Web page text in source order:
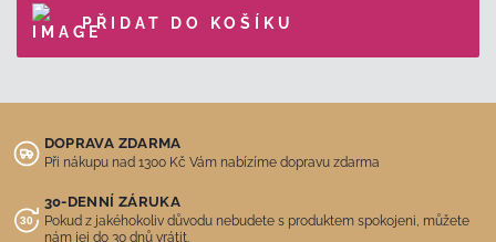
PŘIDAT DO KOŠÍKU
DOPRAVA ZDARMA
Při nákupu nad 1300 Kč Vám nabízíme dopravu zdarma
30-DENNÍ ZÁRUKA
Pokud z jakéhokoliv důvodu nebudete s produktem spokojeni, můžete
nám jej do 30 dnů vrátit.